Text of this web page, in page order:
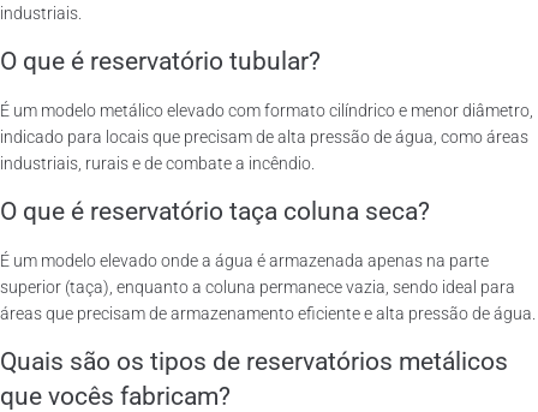
industriais.
O que é reservatório tubular?
É um modelo metálico elevado com formato cilíndrico e menor diâmetro,
indicado para locais que precisam de alta pressão de água, como áreas
industriais, rurais e de combate a incêndio.
O que é reservatório taça coluna seca?
É um modelo elevado onde a água é armazenada apenas na parte
superior (taça), enquanto a coluna permanece vazia, sendo ideal para
áreas que precisam de armazenamento eficiente e alta pressão de água.
Quais são os tipos de reservatórios metálicos
que vocês fabricam?